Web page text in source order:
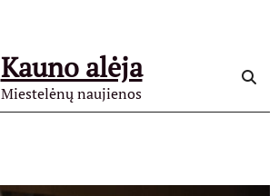
Kauno alėja
Miestelėnų naujienos